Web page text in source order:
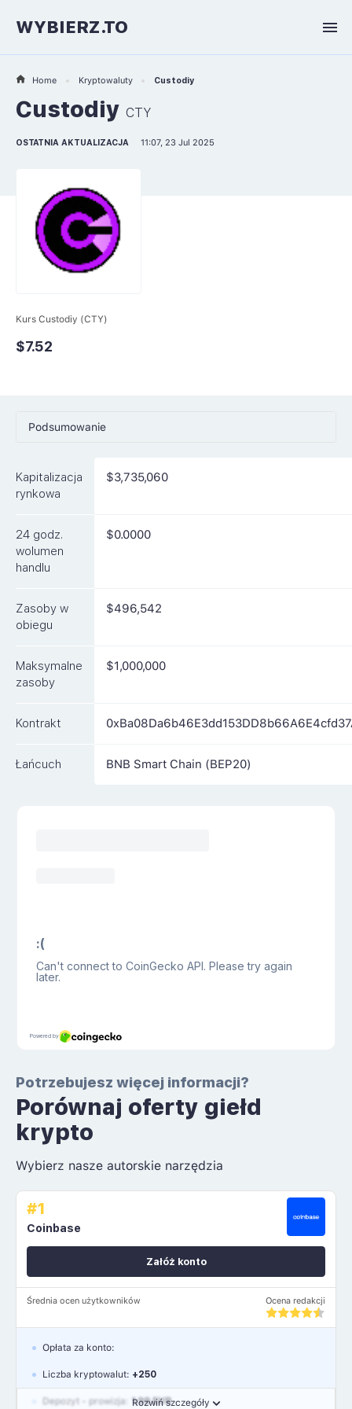
WYBIERZ.TO
Home Kryptowaluty Custodiy
Custodiy CTY
OSTATNIA AKTUALIZACJA 11:07, 23 Jul 2025
Kurs Custodiy (CTY)
$7.52
Podsumowanie
Rynki
FAQ
Kapitalizacja
rynkowa
$3,735,060
24 godz.
wolumen
handlu
$0.0000
Zasoby w
obiegu
$496,542
Maksymalne
zasoby
$1,000,000
Kontrakt
Łańcuch BNB Smart Chain (BEP20)
Potrzebujesz więcej informacji?
Porównaj oferty giełd
krypto
Wybierz nasze autorskie narzędzia
#1
Coinbase
Średnia ocen użytkowników Ocena redakcji
Załóż konto
Rozwiń szczegóły
Opłata za konto:
Liczba kryptowalut: +250
Depozyt - prowizja: 1.99 EUR